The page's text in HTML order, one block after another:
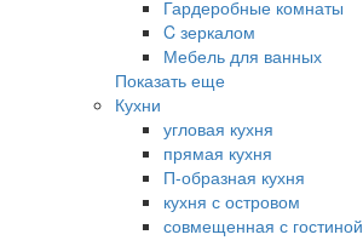
Гардеробные комнаты
C зеркалом
Мебель для ванных
Показать еще
Кухни
угловая кухня
прямая кухня
П-образная кухня
кухня с островом
совмещенная с гостиной